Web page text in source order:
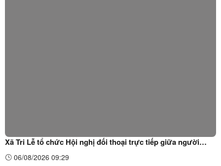
Xã Tri Lễ tổ chức Hội nghị đối thoại trực tiếp giữa người
đứng đầu cấp ủy, chính quyền với Nhân dân năm 2026
06/08/2026 09:29